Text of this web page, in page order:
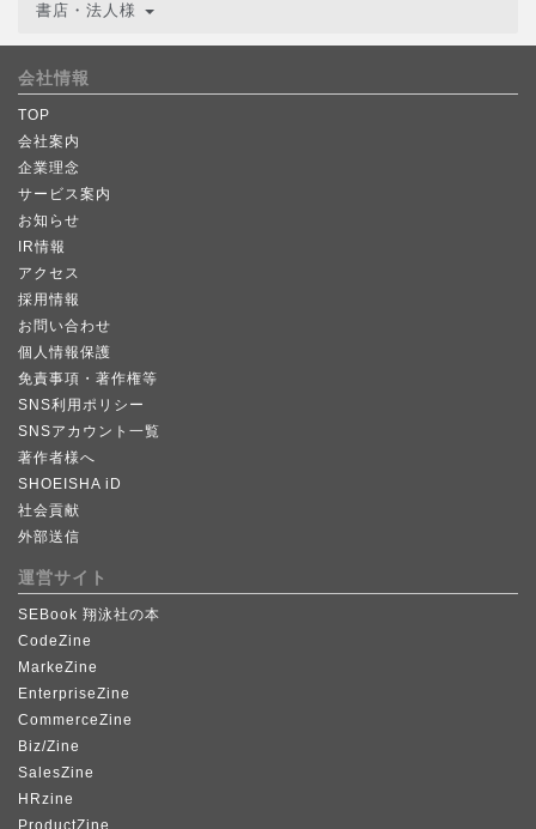
書店・法人様
会社情報
TOP
会社案内
企業理念
サービス案内
お知らせ
IR情報
アクセス
採用情報
お問い合わせ
個人情報保護
免責事項・著作権等
SNS利用ポリシー
SNSアカウント一覧
著作者様へ
SHOEISHA iD
社会貢献
外部送信
運営サイト
SEBook 翔泳社の本
CodeZine
MarkeZine
EnterpriseZine
CommerceZine
Biz/Zine
SalesZine
HRzine
ProductZine